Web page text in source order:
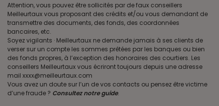
Attention, vous pouvez être sollicités par de faux conseillers
Meilleurtaux vous proposant des crédits et/ou vous demandant de
transmettre des documents, des fonds, des coordonnées
bancaires, etc.
Soyez vigilants · Meilleurtaux ne demande jamais à ses clients de
verser sur un compte les sommes prêtées par les banques ou bien
des fonds propres, à l’exception des honoraires des courtiers. Les
conseillers Meilleurtaux vous écriront toujours depuis une adresse
mail xxxx@meilleurtaux.com
Vous avez un doute sur l’un de vos contacts ou pensez être victime
d’une fraude ? Consultez notre guide.